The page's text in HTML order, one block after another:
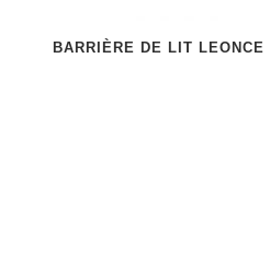
BARRIÈRE DE LIT LEONCE